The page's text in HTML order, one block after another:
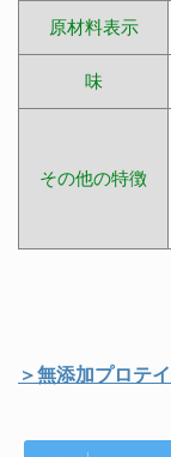
原材料表示
味
その他の特徴
＞無添加プロテ